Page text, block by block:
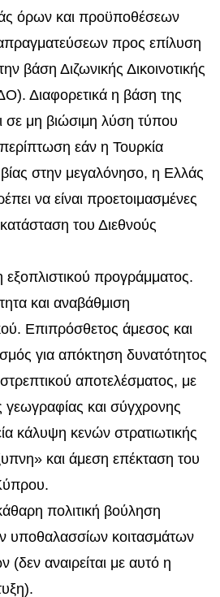
όρων και προϋποθέσεων
προς επίλυση
βάση Διζωνικής Δικοινοτικής
Διαφορετικά η βάση της
μη βιώσιμη λύση τύπου
εάν η Τουρκία
στην μεγαλόνησο, η Ελλάς
να είναι προετοιμασμένες
του Διεθνούς
εξοπλιστικού προγράμματος.
και αναβάθμιση
Επιπρόσθετος άμεσος και
για απόκτηση δυνατότητος
αποτελέσματος, με
γεωγραφίας και σύγχρονης
κάλυψη κενών στρατιωτικής
και άμεση επέκταση του
πολιτική βούληση
υποθαλασσίων κοιτασμάτων
αναιρείται με αυτό η